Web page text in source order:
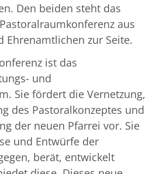
Den beiden steht das
aus
Ehrenamtlichen zur Seite.
ist das
und
Sie fördert die Vernetzung,
des Pastoralkonzeptes und
der neuen Pfarrei vor. Sie
und Entwürfe der
berät, entwickelt